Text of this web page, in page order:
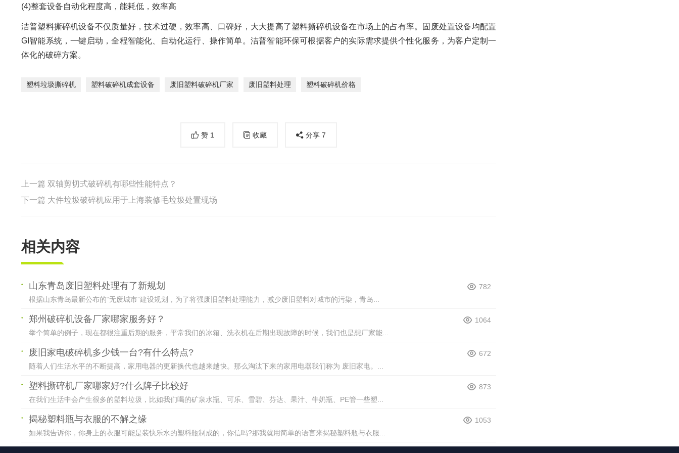
(4)整套设备自动化程度高，能耗低，效率高
洁普塑料撕碎机设备不仅质量好，技术过硬，效率高、口碑好，大大提高了塑料撕碎机设备在市场上的占有率。固废处置设备均配置
GI智能系统，一键启动，全程智能化、自动化运行、操作简单。洁普智能环保可根据客户的实际需求提供个性化服务，为客户定制一
体化的破碎方案。
塑料垃圾撕碎机 塑料破碎机成套设备 废旧塑料破碎机厂家 废旧塑料处理 塑料破碎机价格
赞 1 收藏 分享 7
上一篇 双轴剪切式破碎机有哪些性能特点？
下一篇 大件垃圾破碎机应用于上海装修毛垃圾处置现场
相关内容
山东青岛废旧塑料处理有了新规划
782
根据山东青岛最新公布的“无废城市”建设规划，为了将强废旧塑料处理能力，减少废旧塑料对城市的污染，青岛...
郑州破碎机设备厂家哪家服务好？
1064
举个简单的例子，现在都很注重后期的服务，平常我们的冰箱、洗衣机在后期出现故障的时候，我们也是想厂家能...
废旧家电破碎机多少钱一台?有什么特点?
672
随着人们生活水平的不断提高，家用电器的更新换代也越来越快。那么淘汰下来的家用电器我们称为 废旧家电。...
塑料撕碎机厂家哪家好?什么牌子比较好
873
在我们生活中会产生很多的塑料垃圾，比如我们喝的矿泉水瓶、可乐、雪碧、芬达、果汁、牛奶瓶、PE管一些塑...
揭秘塑料瓶与衣服的不解之缘
1053
如果我告诉你，你身上的衣服可能是装快乐水的塑料瓶制成的，你信吗?那我就用简单的语言来揭秘塑料瓶与衣服...